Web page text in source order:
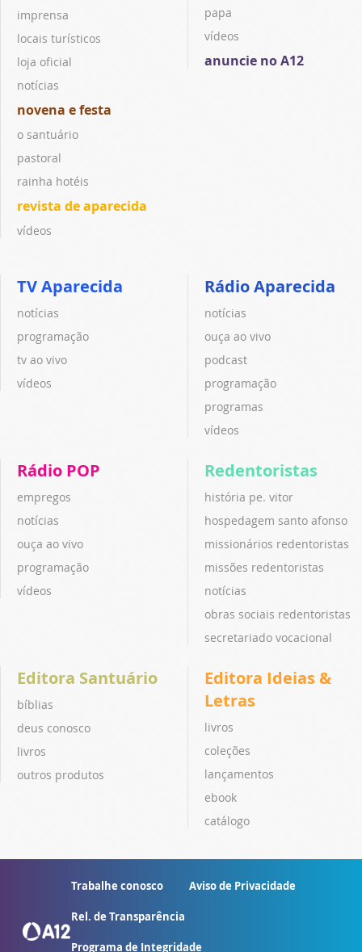
imprensa
locais turísticos
loja oficial
notícias
novena e festa
o santuário
pastoral
rainha hotéis
revista de aparecida
vídeos
papa
vídeos
anuncie no A12
TV Aparecida
notícias
programação
tv ao vivo
vídeos
Rádio Aparecida
notícias
ouça ao vivo
podcast
programação
programas
vídeos
Rádio POP
empregos
notícias
ouça ao vivo
programação
vídeos
Redentoristas
história pe. vitor
hospedagem santo afonso
missionários redentoristas
missões redentoristas
notícias
obras sociais redentoristas
secretariado vocacional
Editora Santuário
bíblias
deus conosco
livros
outros produtos
Editora Ideias &
Letras
livros
coleções
lançamentos
ebook
catálogo
Trabalhe conosco Aviso de Privacidade
Rel. de Transparência
Programa de Integridade